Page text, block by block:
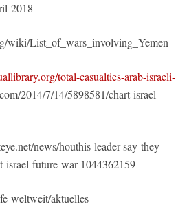
2018
wiki/List_of_wars_involving_Yemen
total-casualties-arab-israeli-
2014/7/14/5898581/chart-israel-
news/houthis-leader-say-they-
future-war-1044362159
weltweit/aktuelles-